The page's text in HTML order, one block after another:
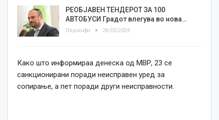
РЕОБЈАВЕН ТЕНДЕРОТ ЗА 100
АВТОБУСИ Градот влегува во нова…
Плусинфо 28/05/2026
Како што информираа денеска од МВР, 23 се
санкционирани поради неисправен уред за
сопирање, а пет поради други неисправности.